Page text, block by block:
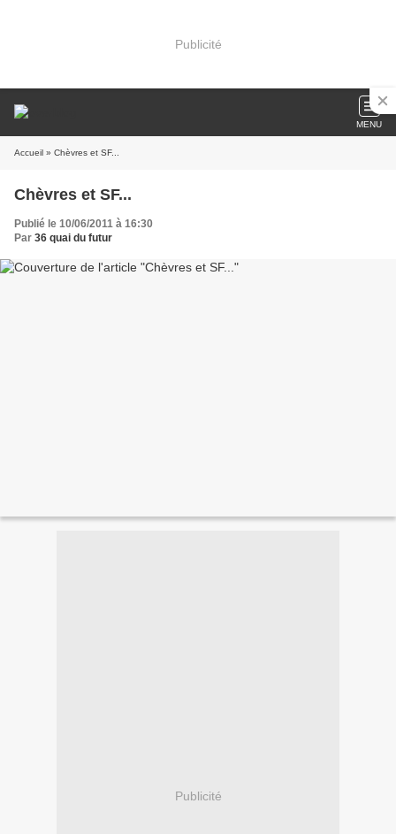
Publicité
MENU
Accueil » Chèvres et SF...
Chèvres et SF...
Publié le 10/06/2011 à 16:30
Par 36 quai du futur
Publicité